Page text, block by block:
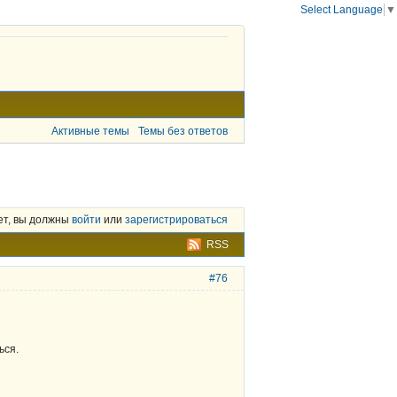
Активные темы Темы без ответов
вы должны войти или зарегистрироваться
RSS
#76
Select Language ▼